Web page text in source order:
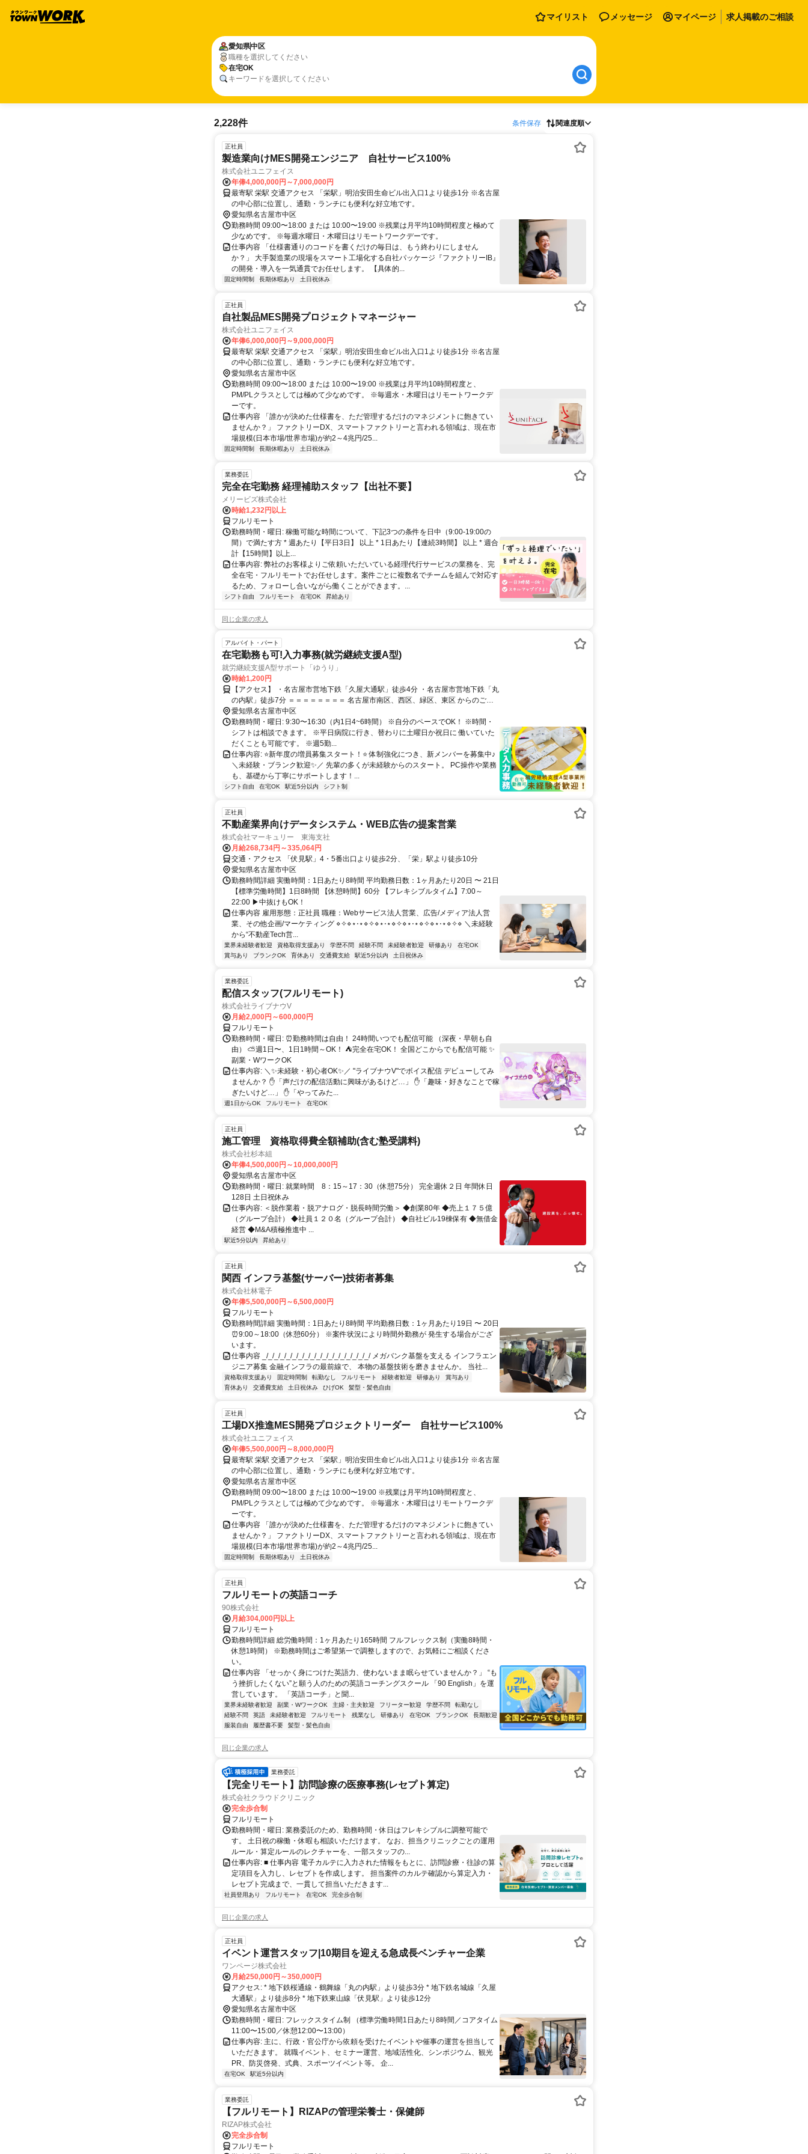
マイリスト メッセージ マイページ 求人掲載のご相談
愛知県中区
職種を選択してください
在宅OK
キーワードを選択してください
2,228件 条件保存 関連度順
正社員
製造業向けMES開発エンジニア 自社サービス100%
株式会社ユニフェイス
年俸4,000,000円～7,000,000円
最寄駅 栄駅 交通アクセス 「栄駅」明治安田生命ビル出入口1より徒歩1分 ※名古屋
の中心部に位置し、通勤・ランチにも便利な好立地です。
愛知県名古屋市中区
勤務時間 09:00〜18:00 または 10:00〜19:00 ※残業は月平均10時間程度と極めて
少なめです。 ※毎週水曜日・木曜日はリモートワークデーです。
仕事内容 「仕様書通りのコードを書くだけの毎日は、もう終わりにしません
か？」 大手製造業の現場をスマート工場化する自社パッケージ『ファクトリーIB』
の開発・導入を一気通貫でお任せします。 【具体的...
固定時間制 長期休暇あり 土日祝休み
正社員
自社製品MES開発プロジェクトマネージャー
株式会社ユニフェイス
年俸6,000,000円～9,000,000円
最寄駅 栄駅 交通アクセス 「栄駅」明治安田生命ビル出入口1より徒歩1分 ※名古屋
の中心部に位置し、通勤・ランチにも便利な好立地です。
愛知県名古屋市中区
勤務時間 09:00〜18:00 または 10:00〜19:00 ※残業は月平均10時間程度と、
PM/PLクラスとしては極めて少なめです。 ※毎週水・木曜日はリモートワークデ
ーです。
仕事内容 「誰かが決めた仕様書を、ただ管理するだけのマネジメントに飽きてい
ませんか？」 ファクトリーDX、スマートファクトリーと言われる領域は、現在市
場規模(日本市場/世界市場)が約2～4兆円/25...
固定時間制 長期休暇あり 土日祝休み
業務委託
完全在宅勤務 経理補助スタッフ【出社不要】
メリービズ株式会社
時給1,232円以上
フルリモート
勤務時間・曜日: 稼働可能な時間について、下記3つの条件を日中（9:00-19:00の
間）で満たす方 * 週あたり【平日3日】 以上 * 1日あたり【連続3時間】 以上 * 週合
計【15時間】以上...
仕事内容: 弊社のお客様よりご依頼いただいている経理代行サービスの業務を、完
全在宅・フルリモートでお任せします。案件ごとに複数名でチームを組んで対応す
るため、フォローし合いながら働くことができます。...
シフト自由 フルリモート 在宅OK 昇給あり
同じ企業の求人
アルバイト・パート
在宅勤務も可!入力事務(就労継続支援A型)
就労継続支援A型サポート「ゆうり」
時給1,200円
【アクセス】 ・名古屋市営地下鉄「久屋大通駅」徒歩4分 ・名古屋市営地下鉄「丸
の内駅」徒歩7分 ＝＝＝＝＝＝＝＝ 名古屋市南区、西区、緑区、東区 からのご応
募もお待ちしております！ ＝＝＝＝＝＝＝＝
愛知県名古屋市中区
勤務時間・曜日: 9:30〜16:30（内1日4~6時間） ※自分のペースでOK！ ※時間・
シフトは相談できます。 ※平日病院に行き、替わりに土曜日か祝日に 働いていた
だくことも可能です。 ※週5勤...
仕事内容: ⭐新年度の増員募集スタート！⭐ 体制強化につき、新メンバーを募集中♪
＼未経験・ブランク歓迎✨／ 先輩の多くが未経験からのスタート。 PC操作や業務
も、基礎から丁寧にサポートします！...
シフト自由 在宅OK 駅近5分以内 シフト制
正社員
不動産業界向けデータシステム・WEB広告の提案営業
株式会社マーキュリー 東海支社
月給268,734円～335,064円
交通・アクセス 「伏見駅」4・5番出口より徒歩2分、「栄」駅より徒歩10分
愛知県名古屋市中区
勤務時間詳細 実働時間：1日あたり8時間 平均勤務日数：1ヶ月あたり20日 〜 21日
【標準労働時間】1日8時間 【休憩時間】60分 【フレキシブルタイム】7:00～
22:00 ▶中抜けもOK！
仕事内容 雇用形態：正社員 職種：Webサービス法人営業、広告/メディア法人営
業、その他企画/マーケティング ⋄✧⋄⋆⋅⋆⋄✧⋄⋆⋅⋆⋄✧⋄⋆⋅⋆⋄✧⋄⋆⋅⋆⋄✧⋄ ＼未経験
から“不動産Tech営...
業界未経験者歓迎 資格取得支援あり 学歴不問 経験不問 未経験者歓迎 研修あり
在宅OK
賞与あり
ブランクOK 育休あり 交通費支給 駅近5分以内 土日祝休み
業務委託
配信スタッフ(フルリモート)
株式会社ライブナウV
月給2,000円～600,000円
フルリモート
勤務時間・曜日: ⏰勤務時間は自由！ 24時間いつでも配信可能 （深夜・早朝も自
由） ⛅週1日〜、1日1時間～OK！ ⛺完全在宅OK！ 全国どこからでも配信可能 ✨
副業・WワークOK
仕事内容: ＼✨未経験・初心者OK✨／ "ライブナウV"でボイス配信 デビューしてみ
ませんか？ ✋「声だけの配信活動に興味があるけど…」 ✋「趣味・好きなことで稼
ぎたいけど…」 ✋「やってみた...
週1日からOK フルリモート 在宅OK
正社員
施工管理 資格取得費全額補助(含む塾受講料)
株式会社杉本組
年俸4,500,000円～10,000,000円
愛知県名古屋市中区
勤務時間・曜日: 就業時間 8：15～17：30（休憩75分） 完全週休２日 年間休日
128日 土日祝休み
仕事内容: ＜脱作業着・脱アナログ・脱長時間労働＞ ◆創業80年 ◆売上１７５億
（グループ合計） ◆社員１２０名（グループ合計） ◆自社ビル19棟保有 ◆無借金
経営 ◆M&A積極推進中 ...
駅近5分以内 昇給あり
正社員
関西 インフラ基盤(サーバー)技術者募集
株式会社林電子
年俸5,500,000円～6,500,000円
フルリモート
勤務時間詳細 実働時間：1日あたり8時間 平均勤務日数：1ヶ月あたり19日 〜 20日
⏰9:00～18:00（休憩60分） ※案件状況により時間外勤務が 発生する場合がござ
います。
仕事内容 _/_/_/_/_/_/_/_/_/_/_/_/_/_/_/_/_/_/ メガバンク基盤を支える インフラエン
ジニア募集 金融インフラの最前線で、 本物の基盤技術を磨きませんか。 当社...
資格取得支援あり 固定時間制 転勤なし フルリモート 経験者歓迎 研修あり
賞与あり
育休あり
交通費支給 土日祝休み ひげOK 髪型・髪色自由
正社員
工場DX推進MES開発プロジェクトリーダー 自社サービス100%
株式会社ユニフェイス
年俸5,500,000円～8,000,000円
最寄駅 栄駅 交通アクセス 「栄駅」明治安田生命ビル出入口1より徒歩1分 ※名古屋
の中心部に位置し、通勤・ランチにも便利な好立地です。
愛知県名古屋市中区
勤務時間 09:00〜18:00 または 10:00〜19:00 ※残業は月平均10時間程度と、
PM/PLクラスとしては極めて少なめです。 ※毎週水・木曜日はリモートワークデ
ーです。
仕事内容 「誰かが決めた仕様書を、ただ管理するだけのマネジメントに飽きてい
ませんか？」 ファクトリーDX、スマートファクトリーと言われる領域は、現在市
場規模(日本市場/世界市場)が約2～4兆円/25...
固定時間制 長期休暇あり 土日祝休み
正社員
フルリモートの英語コーチ
90株式会社
月給304,000円以上
フルリモート
勤務時間詳細 総労働時間：1ヶ月あたり165時間 フルフレックス制（実働8時間・
休憩1時間） ※勤務時間はご希望第一で調整しますので、お気軽にご相談くださ
い。
仕事内容 「せっかく身につけた英語力、使わないまま眠らせていませんか？」 “も
う挫折したくない”と願う人のための英語コーチングスクール 「90 English」を運
営しています。 「英語コーチ」と聞...
業界未経験者歓迎 副業・WワークOK 主婦・主夫歓迎 フリーター歓迎 学歴不問
転勤なし
経験不問
英語 未経験者歓迎 フルリモート 残業なし 研修あり 在宅OK ブランクOK
長期歓迎
服装自由
履歴書不要 髪型・髪色自由
同じ企業の求人
業務委託
【完全リモート】訪問診療の医療事務(レセプト算定)
株式会社クラウドクリニック
完全歩合制
フルリモート
勤務時間・曜日: 業務委託のため、勤務時間・休日はフレキシブルに調整可能で
す。 土日祝の稼働・休暇も相談いただけます。 なお、担当クリニックごとの運用
ルール・算定ルールのレクチャーを、一部スタッフの...
仕事内容: ■ 仕事内容 電子カルテに入力された情報をもとに、訪問診療・往診の算
定項目を入力し、レセプトを作成します。 担当案件のカルテ確認から算定入力・
レセプト完成まで、一貫して担当いただきます...
社員登用あり フルリモート 在宅OK 完全歩合制
同じ企業の求人
正社員
イベント運営スタッフ|10期目を迎える急成長ベンチャー企業
ワンページ株式会社
月給250,000円～350,000円
アクセス: * 地下鉄桜通線・鶴舞線「丸の内駅」より徒歩3分 * 地下鉄名城線「久屋
大通駅」より徒歩8分 * 地下鉄東山線「伏見駅」より徒歩12分
愛知県名古屋市中区
勤務時間・曜日: フレックスタイム制 （標準労働時間1日あたり8時間／コアタイム
11:00〜15:00／休憩12:00〜13:00）
仕事内容: 主に、行政・官公庁から依頼を受けたイベントや催事の運営を担当して
いただきます。 就職イベント、セミナー運営、地域活性化、シンポジウム、観光
PR、防災啓発、式典、スポーツイベント等。 企...
在宅OK 駅近5分以内
業務委託
【フルリモート】RIZAPの管理栄養士・保健師
RIZAP株式会社
完全歩合制
フルリモート